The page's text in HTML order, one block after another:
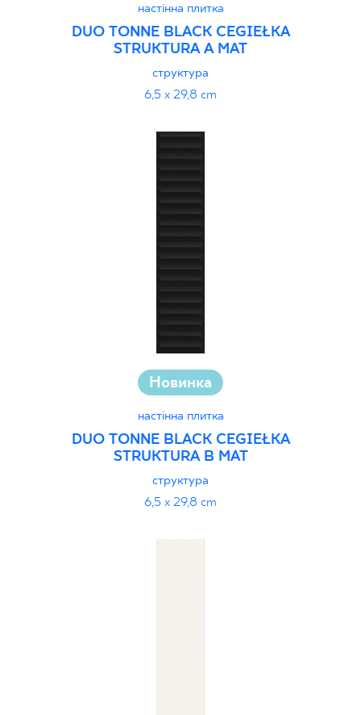
настінна плитка
DUO TONNE BLACK CEGIEŁKA
STRUKTURA A MAT
структура
6,5 x 29,8 cm
Новинка
настінна плитка
DUO TONNE BLACK CEGIEŁKA
STRUKTURA B MAT
структура
6,5 x 29,8 cm